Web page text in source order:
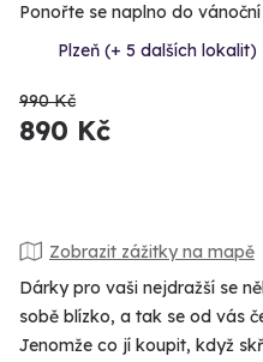
Ponořte se naplno do
Plzeň (+ 5 dalších lokalit)
990 Kč
890 Kč
Zobrazit zážitky na mapě
Dárky pro vaši nejdražší se
sobě blízko, a tak se od vás
Jenomže co jí koupit, když